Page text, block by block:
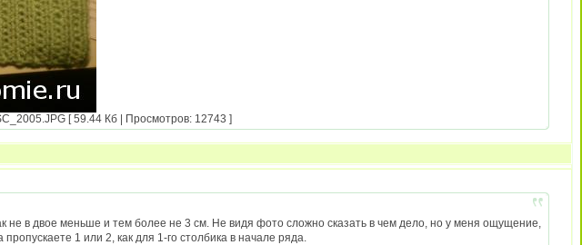
[ 59.44 Кб | Просмотров: 12743 ]
не в двое меньше и тем более не 3 см. Не видя фото сложно сказать в чем дело, но у меня ощущение,
1 или 2, как для 1-го столбика в начале ряда.